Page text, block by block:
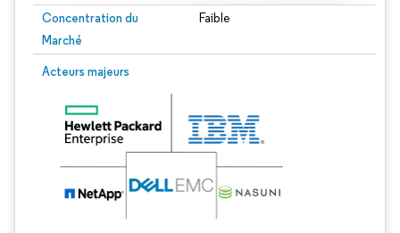
Concentration du
Marché
Faible
Acteurs majeurs